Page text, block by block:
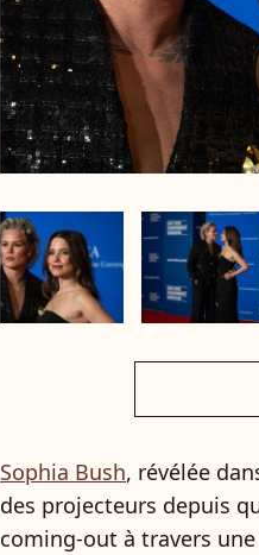
Sophia Bush, révélée
des projecteurs depuis
coming-out à travers